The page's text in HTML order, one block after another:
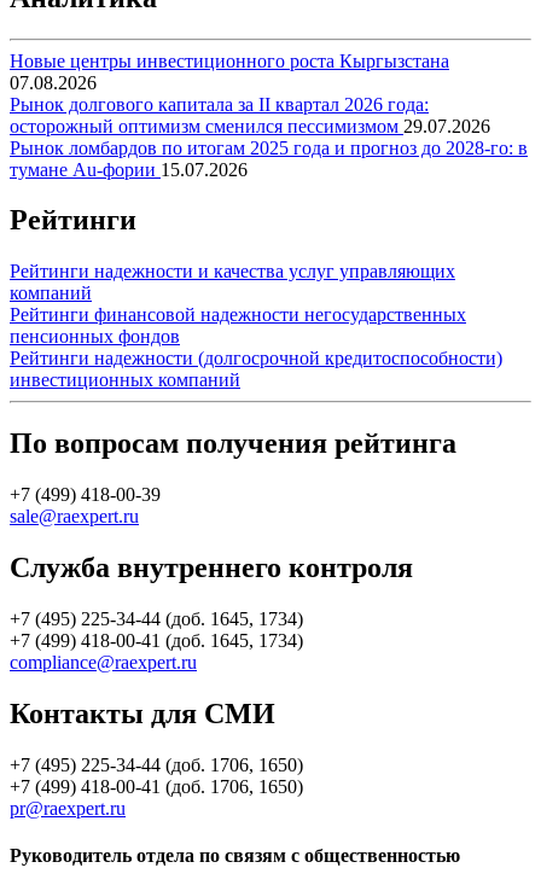
Новые центры инвестиционного роста Кыргызстана
07.08.2026
Рынок долгового капитала за II квартал 2026 года:
осторожный оптимизм сменился пессимизмом 29.07.2026
Рынок ломбардов по итогам 2025 года и прогноз до 2028-го: в
тумане Au-фории 15.07.2026
Рейтинги
Рейтинги надежности и качества услуг управляющих
компаний
Рейтинги финансовой надежности негосударственных
пенсионных фондов
Рейтинги надежности (долгосрочной кредитоспособности)
инвестиционных компаний
По вопросам получения рейтинга
+7 (499) 418-00-39
sale@raexpert.ru
Служба внутреннего контроля
+7 (495) 225-34-44 (доб. 1645, 1734)
+7 (499) 418-00-41 (доб. 1645, 1734)
compliance@raexpert.ru
Контакты для СМИ
+7 (495) 225-34-44 (доб. 1706, 1650)
+7 (499) 418-00-41 (доб. 1706, 1650)
pr@raexpert.ru
Руководитель отдела по связям с общественностью